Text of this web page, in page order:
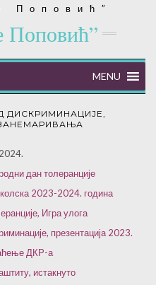
MENU
ДИСКРИМИНАЦИЈЕ,
дан толеранције
2023-2024. година
Игра улога
презентација 2023.
ДКР-а
истакнуто